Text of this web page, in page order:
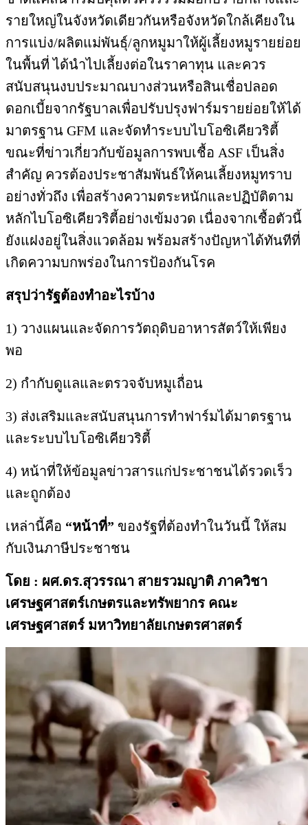
รายใหญ่ในจังหวัดเดียวกันหรือจังหวัดใกล้เคียงใน
การแบ่ง/ผลิตแม่พันธุ์/ลูกหมูมาให้ผู้เลี้ยงหมูรายย่อย
ในพื้นที่ ได้นำไปเลี้ยงต่อในราคาทุน และควร
สนับสนุนงบประมาณบางส่วนหรือสินเชื่อปลอด
ดอกเบี้ยจากรัฐบาลเพื่อปรับปรุงฟาร์มรายย่อยให้ได้
มาตรฐาน GFM และจัดทำระบบไบโอซิเคียวริตี้
ขณะที่ข่าวเกี่ยวกับข้อมูลการพบเชื้อ ASF เป็นสิ่ง
สำคัญ ควรต้องประชาสัมพันธ์ให้คนเลี้ยงหมูทราบ
อย่างทั่วถึง เพื่อสร้างความตระหนักและปฏิบัติตาม
หลักไบโอซิเคียวริตี้อย่างเข้มงวด เนื่องจากเชื้อตัวนี้
ยังแฝงอยู่ในสิ่งแวดล้อม พร้อมสร้างปัญหาได้ทันทีที่
เกิดความบกพร่องในการป้องกันโรค
สรุปว่ารัฐต้องทำอะไรบ้าง
1) วางแผนและจัดการวัตถุดิบอาหารสัตว์ให้เพียง
พอ
2) กำกับดูแลและตรวจจับหมูเถื่อน
3) ส่งเสริมและสนับสนุนการทำฟาร์มได้มาตรฐาน
และระบบไบโอซิเคียวริตี้
4) หน้าที่ให้ข้อมูลข่าวสารแก่ประชาชนได้รวดเร็ว
และถูกต้อง
เหล่านี้คือ “หน้าที่” ของรัฐที่ต้องทำในวันนี้ ให้สม
กับเงินภาษีประชาชน
โดย : ผศ.ดร.สุวรรณา สายรวมญาติ ภาควิชา
เศรษฐศาสตร์เกษตรและทรัพยากร คณะ
เศรษฐศาสตร์ มหาวิทยาลัยเกษตรศาสตร์